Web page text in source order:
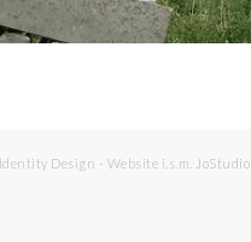
Design - Website i.s.m. JoStudio